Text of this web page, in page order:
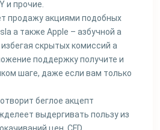
и прочие.
продажу акциями подобных
а также Apple – азбучной а
скрытых комиссий а
поддержку получите и
шаге, даже если вам только
беглое акцепт
выдергивать пользу из